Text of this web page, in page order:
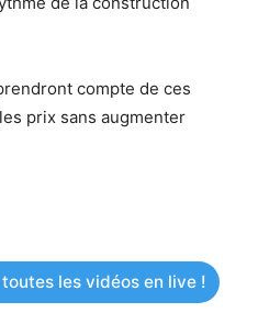
compte de ces
prix sans augmenter
les vidéos en live !